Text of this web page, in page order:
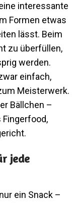
interessante
Formen etwas
lässt. Beim
zu überfüllen,
werden.
einfach,
Meisterwerk.
Bällchen –
Fingerfood,
jede
ein Snack –